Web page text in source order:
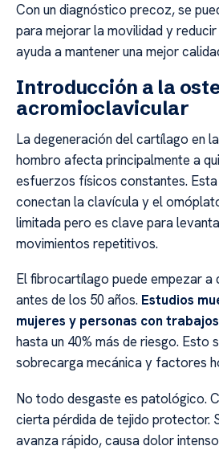
Con un diagnóstico precoz, se
para mejorar la movilidad y
ayuda a mantener una mejor
Introducción a la
acromioclavicular
La degeneración del cartílago en
hombro afecta principalmente a
esfuerzos físicos constantes.
conectan la clavícula y el
limitada pero es clave para
movimientos repetitivos.
El fibrocartílago puede empezar a
antes de los 50 años. Estudios
mujeres y personas con
hasta un 40% más de riesgo. Esto
sobrecarga mecánica y factores
No todo desgaste es patológico.
cierta pérdida de tejido protector.
avanza rápido, causa dolor